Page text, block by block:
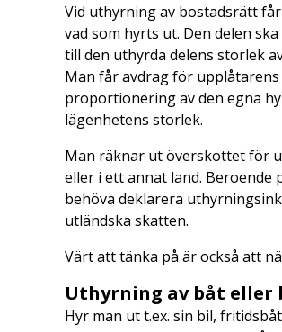
Vid uthyrning av bostadsrätt
vad som hyrts ut. Den delen
till den uthyrda delens storlek
Man får avdrag för
proportionering av den egna
lägenhetens storlek.
Man räknar ut överskottet för
eller i ett annat land. Beroende
behöva deklarera
utländska skatten.
Värt att tänka på är också att
Uthyrning av båt eller
Hyr man ut t.ex. sin bil,